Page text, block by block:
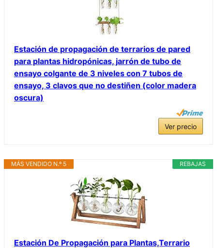
Estación de propagación de terrarios de pared
para plantas hidropónicas, jarrón de tubo de
ensayo colgante de 3 niveles con 7 tubos de
ensayo, 3 clavos que no destiñen (color madera
oscura)
Ver precio
REBAJAS
MÁS VENDIDO N.º 5
Estación De Propagación para Plantas,Terrario